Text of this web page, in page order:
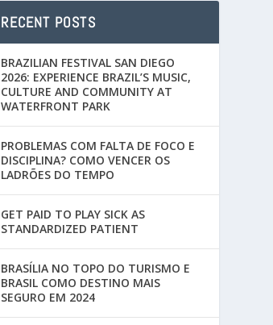
RECENT POSTS
BRAZILIAN FESTIVAL SAN DIEGO
2026: EXPERIENCE BRAZIL’S MUSIC,
CULTURE AND COMMUNITY AT
WATERFRONT PARK
PROBLEMAS COM FALTA DE FOCO E
DISCIPLINA? COMO VENCER OS
LADRÕES DO TEMPO
GET PAID TO PLAY SICK AS
STANDARDIZED PATIENT
BRASÍLIA NO TOPO DO TURISMO E
BRASIL COMO DESTINO MAIS
SEGURO EM 2024